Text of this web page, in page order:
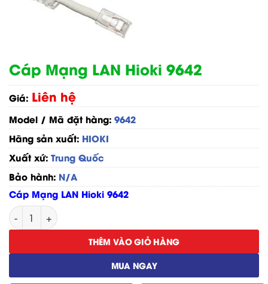
Cáp Mạng LAN Hioki 9642
Giá: Liên hệ
Model / Mã đặt hàng: 9642
Hãng sản xuất: HIOKI
Xuất xứ: Trung Quốc
Bảo hành: N/A
Cáp Mạng LAN Hioki 9642
Cáp Mạng LAN Hioki 9642 số lượng
THÊM VÀO GIỎ HÀNG
MUA NGAY